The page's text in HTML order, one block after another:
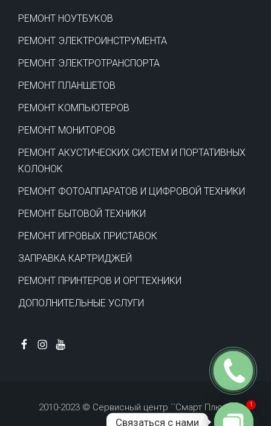
РЕМОНТ НОУТБУКОВ
РЕМОНТ ЭЛЕКТРОИНСТРУМЕНТА
РЕМОНТ ЭЛЕКТРОТРАНСПОРТА
РЕМОНТ ПЛАНШЕТОВ
РЕМОНТ КОМПЬЮТЕРОВ
РЕМОНТ МОНИТОРОВ
РЕМОНТ АКУСТИЧЕСКИХ СИСТЕМ И ПОРТАТИВНЫХ
КОЛОНОК
РЕМОНТ ФОТОАППАРАТОВ И ЦИФРОВОЙ ТЕХНИКИ
РЕМОНТ БЫТОВОЙ ТЕХНИКИ
РЕМОНТ ИГРОВЫХ ПРИСТАВОК
ЗАПРАВКА КАРТРИДЖЕЙ
РЕМОНТ ПРИНТЕРОВ И ОРГТЕХНИКИ
ДОПОЛНИТЕЛЬНЫЕ УСЛУГИ
2010-2023 © Сервисный центр ``Смарт Плюс``
Заказать
звонок
Связаться с нами
1